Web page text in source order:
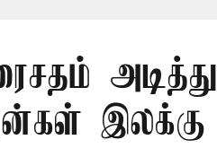
அடித்து
இலக்கு